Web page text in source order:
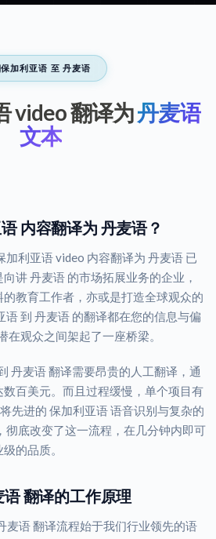
保加利亚语 至 丹麦语
video 翻译为丹麦语
文本
内容翻译为 丹麦语？
加利亚语 video 内容翻译为 丹麦语 已
讲 丹麦语 的市场拓展业务的企业，
教育工作者，亦或是打造全球观众的
语 到 丹麦语 的翻译都在您的信息与偏
在观众之间架起了一座桥梁。
丹麦语 翻译需要昂贵的人工翻译，通
百美元。而且过程缓慢，单个项目有
先进的 保加利亚语 语音识别与复杂的
彻底改变了这一流程，在几分钟内即可
的品质。
翻译的工作原理
麦语 翻译流程始于我们行业领先的语